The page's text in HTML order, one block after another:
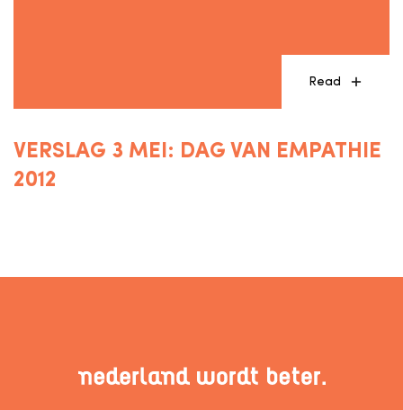
Read
VERSLAG 3 MEI: DAG VAN EMPATHIE
2012